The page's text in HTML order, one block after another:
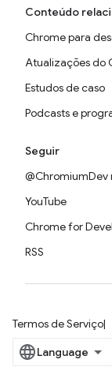
Conteúdo
Chrome para
Atualizações do
Estudos de caso
Podcasts e
Seguir
@ChromiumDev
YouTube
Chrome for
RSS
Termos de Serviço